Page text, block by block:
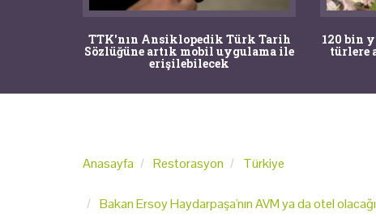
TTK'nın Ansiklopedik Türk Tarih
Sözlüğüne artık mobil uygulama ile
erişilebilecek
120 bin
türlere
Anasayfa Restorasyon Türkiye
Bakan Ersoy Haydarpaşa'nın AVM ya da otel